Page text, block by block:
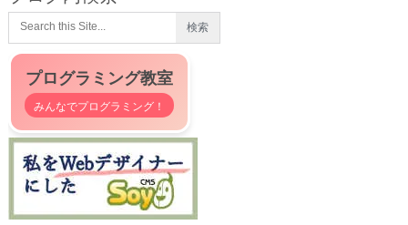
プログラミング教室
みんなでプログラミング！